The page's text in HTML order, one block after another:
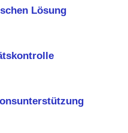
Lösung